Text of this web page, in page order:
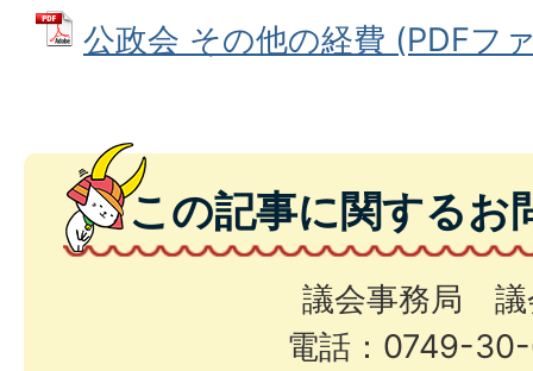
公政会 その他の経費 (PDFフ
この記事に関するお
議会事務局 議
電話：0749-